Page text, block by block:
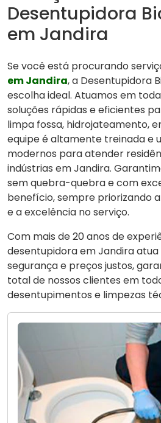
Desentupidora
em Jandira
Se você está procurando
em Jandira, a Desentupidora
escolha ideal. Atuamos em
soluções rápidas e eficientes
limpa fossa, hidrojateamento,
equipe é altamente treinada e
modernos para atender
indústrias em Jandira.
sem quebra-quebra e com
benefício, sempre priorizando
e a excelência no serviço.
Com mais de 20 anos de
desentupidora em Jandira
segurança e preços justos,
total de nossos clientes em
desentupimentos e limpezas